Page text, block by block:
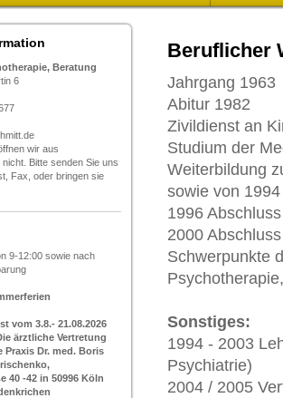
Beratung
6
wir aus
Bitte senden Sie uns
Fax, oder bringen sie
9-12:00 sowie nach
vom 3.8.- 21.08.2026
ärztliche Vertretung
Praxis Dr. med. Boris
40 -42 in 50996 Köln
Beruflicher
Jahrgang 1963
Abitur 1982
Zivildienst an
Studium der
Weiterbildung
sowie von
1996
2000
Schwerpunkte
Sonstiges:
1994 - 2003
Psychiatrie)
2004 / 2005